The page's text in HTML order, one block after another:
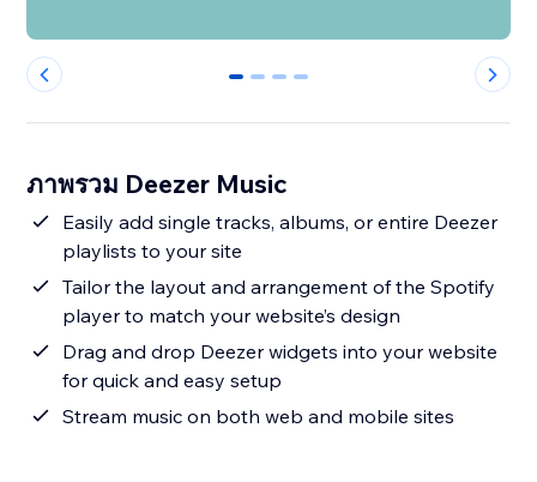
0 1 2 3
ภาพรวม Deezer Music
Easily add single tracks, albums, or entire Deezer
playlists to your site
Tailor the layout and arrangement of the Spotify
player to match your website’s design
Drag and drop Deezer widgets into your website
for quick and easy setup
Stream music on both web and mobile sites